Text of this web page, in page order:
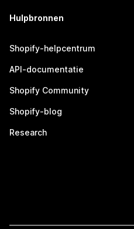
Hulpbronnen
Shopify-helpcentrum
API-documentatie
Shopify Community
Shopify-blog
Research